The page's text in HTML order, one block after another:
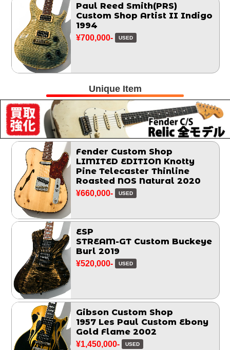
Paul Reed Smith(PRS)
Custom Shop Artist II Indigo
1994
¥700,000- USED
Unique Item
Fender Custom Shop
LIMITED EDITION Knotty
Pine Telecaster Thinline
Roasted NOS Natural 2020
¥660,000- USED
ESP
STREAM-GT Custom Buckeye
Burl 2019
¥520,000- USED
Gibson Custom Shop
1957 Les Paul Custom Ebony
Gold Flame 2002
¥1,450,000- USED